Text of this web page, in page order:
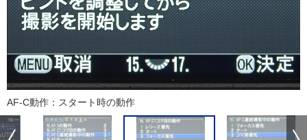
AF-C動作：スタート時の動作